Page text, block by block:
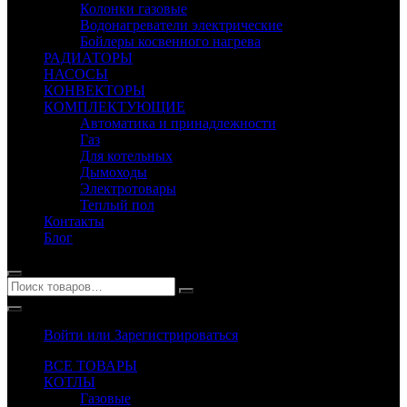
Колонки газовые
Водонагреватели электрические
Бойлеры косвенного нагрева
РАДИАТОРЫ
НАСОСЫ
КОНВЕКТОРЫ
КОМПЛЕКТУЮЩИЕ
Автоматика и принадлежности
Газ
Для котельных
Дымоходы
Электротовары
Теплый пол
Контакты
Блог
Войти или Зарегистрироваться
ВСЕ ТОВАРЫ
КОТЛЫ
Газовые